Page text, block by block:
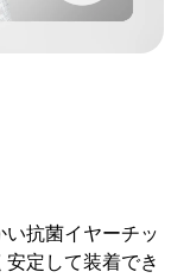
抗菌イヤーチッ
定して装着でき